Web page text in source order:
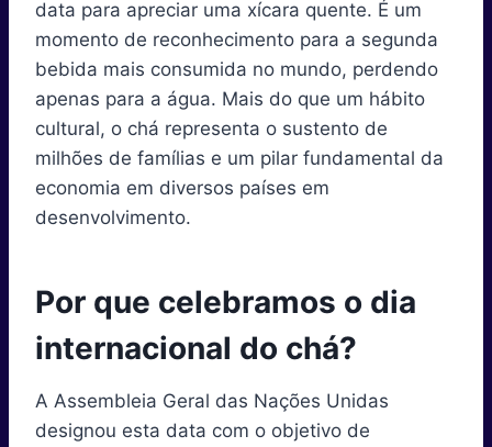
n
t
e
r
)
n
o
k
n
e
s
t
n
I
n
n
p
p
m
data para apreciar uma xícara quente. É um
momento de reconhecimento para a segunda
bebida mais consumida no mundo, perdendo
apenas para a água. Mais do que um hábito
cultural, o chá representa o sustento de
milhões de famílias e um pilar fundamental da
economia em diversos países em
desenvolvimento.
Por que celebramos o dia
internacional do chá?
A Assembleia Geral das Nações Unidas
designou esta data com o objetivo de